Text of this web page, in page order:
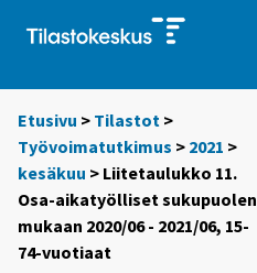
Etusivu > Tilastot >
Työvoimatutkimus > 2021 >
kesäkuu > Liitetaulukko 11.
Osa-aikatyölliset sukupuolen
mukaan 2020/06 - 2021/06, 15-
74-vuotiaat